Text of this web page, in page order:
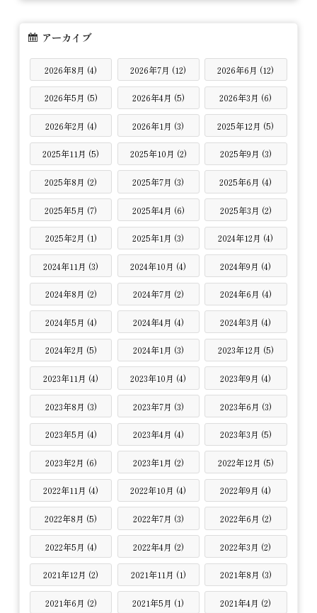
アーカイブ
2026年8月 (4) 2026年7月 (12) 2026年6月 (12)
2026年5月 (5) 2026年4月 (5) 2026年3月 (6)
2026年2月 (4) 2026年1月 (3) 2025年12月 (5)
2025年11月 (5) 2025年10月 (2) 2025年9月 (3)
2025年8月 (2) 2025年7月 (3) 2025年6月 (4)
2025年5月 (7) 2025年4月 (6) 2025年3月 (2)
2025年2月 (1) 2025年1月 (3) 2024年12月 (4)
2024年11月 (3) 2024年10月 (4) 2024年9月 (4)
2024年8月 (2) 2024年7月 (2) 2024年6月 (4)
2024年5月 (4) 2024年4月 (4) 2024年3月 (4)
2024年2月 (5) 2024年1月 (3) 2023年12月 (5)
2023年11月 (4) 2023年10月 (4) 2023年9月 (4)
2023年8月 (3) 2023年7月 (3) 2023年6月 (3)
2023年5月 (4) 2023年4月 (4) 2023年3月 (5)
2023年2月 (6) 2023年1月 (2) 2022年12月 (5)
2022年11月 (4) 2022年10月 (4) 2022年9月 (4)
2022年8月 (5) 2022年7月 (3) 2022年6月 (2)
2022年5月 (4) 2022年4月 (2) 2022年3月 (2)
2021年12月 (2) 2021年11月 (1) 2021年8月 (3)
2021年6月 (2) 2021年5月 (1) 2021年4月 (2)